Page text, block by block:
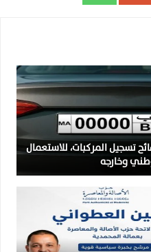
تسجيل المركبات، للاستعمال
وخارجه